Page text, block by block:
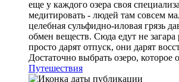
еще у каждого озера своя
медитировать - людей там совсем
целебная сульфидно-иловая грязь
обмен веществ. Сюда едут не
просто дарят отпуск, они дарят
Достаточно выбрать озеро,
Путешествия